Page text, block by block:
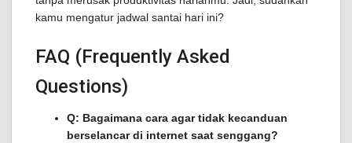
kamu mengatur jadwal santai hari ini?
FAQ (Frequently Asked
Questions)
Q: Bagaimana cara agar tidak kecanduan
berselancar di internet saat senggang?